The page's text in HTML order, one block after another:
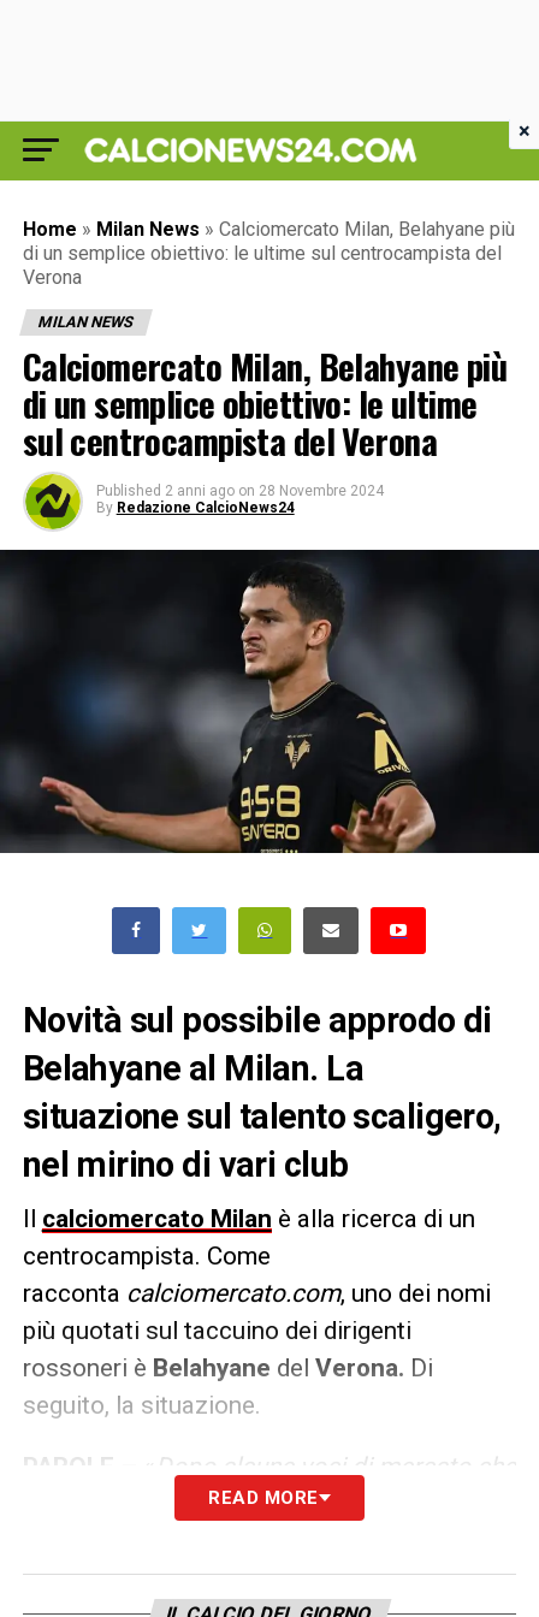
Home » Milan News » Calciomercato Milan, Belahyane più
di un semplice obiettivo: le ultime sul centrocampista del
Verona
MILAN NEWS
Calciomercato Milan, Belahyane più
di un semplice obiettivo: le ultime
sul centrocampista del Verona
Published 2 anni ago on 28 Novembre 2024
By Redazione CalcioNews24
Novità sul possibile approdo di
Belahyane al Milan. La
situazione sul talento scaligero,
nel mirino di vari club
Il calciomercato Milan è alla ricerca di un
centrocampista. Come
racconta calciomercato.com, uno dei nomi
più quotati sul taccuino dei dirigenti
rossoneri è Belahyane del Verona. Di
seguito, la situazione.
PAROLE –
Dopo alcune voci di mercato che
hanno accostato Belahyane ad altri club, a
il direttore sportivo del Verona Sean
READ MORE
×